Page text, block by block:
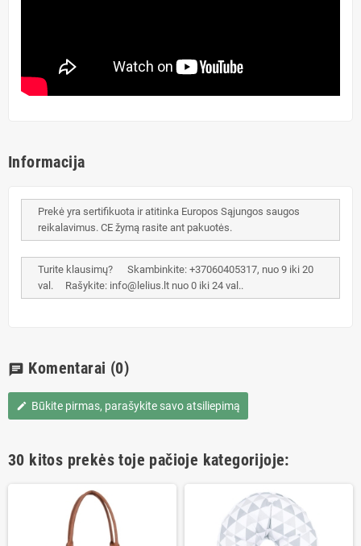
Informacija
Prekė yra sertifikuota ir atitinka Europos Sąjungos saugos
reikalavimus. CE žymą rasite ant pakuotės.
Turite klausimų? Skambinkite: +37060405317, nuo 9 iki 20
val. Rašykite: info@lelius.lt nuo 0 iki 24 val..
chat Komentarai (0)
edit Būkite pirmas, parašykite savo atsiliepimą
30 kitos prekės toje pačioje kategorijoje: